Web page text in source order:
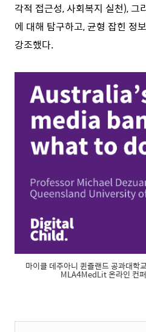
각적 접근성, 사회복지 실천), 그
에 대해 탐구하고, 균형 잡힌 정
강조했다.
마이클 데주아니 퀸즐랜드 공과대
MLA4MedLit 온라인 컨